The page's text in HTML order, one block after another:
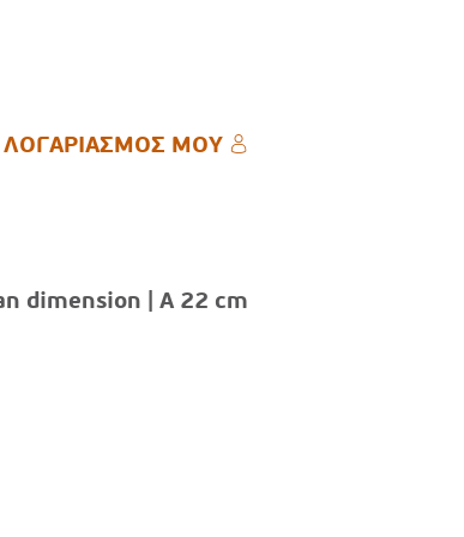
ΛΟΓΑΡΙΑΣΜΟΣ ΜΟΥ
ΛΟΓΑΡΙΑΣΜΟΣ ΜΟΥ
dimension | A 22 cm